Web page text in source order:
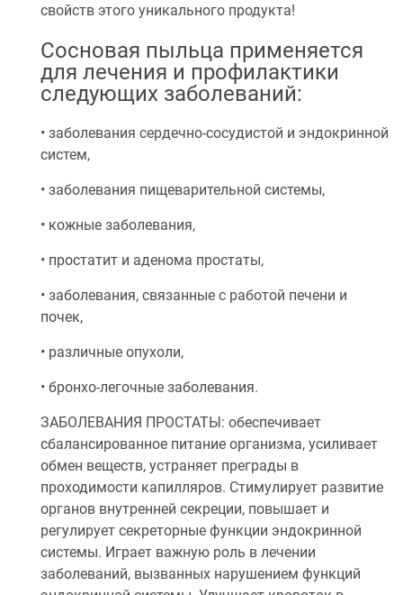
свойств этого уникального продукта!
Сосновая пыльца применяется
для лечения и профилактики
следующих заболеваний:
• заболевания сердечно-сосудистой и эндокринной
систем,
• заболевания пищеварительной системы,
• кожные заболевания,
• простатит и аденома простаты,
• заболевания, связанные с работой печени и
почек,
• различные опухоли,
• бронхо-легочные заболевания.
ЗАБОЛЕВАНИЯ ПРОСТАТЫ: обеспечивает
сбалансированное питание организма, усиливает
обмен веществ, устраняет преграды в
проходимости капилляров. Стимулирует развитие
органов внутренней секреции, повышает и
регулирует секреторные функции эндокринной
системы. Играет важную роль в лечении
заболеваний, вызванных нарушением функций